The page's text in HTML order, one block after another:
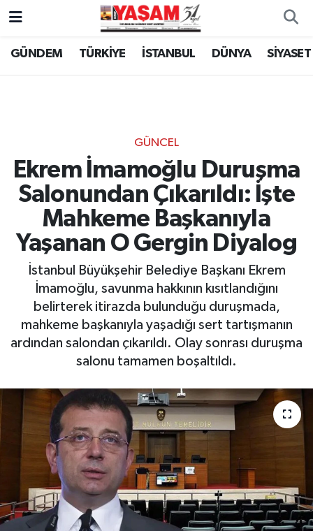
GÜNDEM TÜRKİYE İSTANBUL DÜNYA SİYASET
GÜNCEL
Ekrem İmamoğlu Duruşma
Salonundan Çıkarıldı: İşte
Mahkeme Başkanıyla
Yaşanan O Gergin Diyalog
İstanbul Büyükşehir Belediye Başkanı Ekrem
İmamoğlu, savunma hakkının kısıtlandığını
belirterek itirazda bulunduğu duruşmada,
mahkeme başkanıyla yaşadığı sert tartışmanın
ardından salondan çıkarıldı. Olay sonrası duruşma
salonu tamamen boşaltıldı.